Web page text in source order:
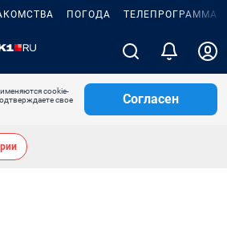
ПОГОДА ТЕЛЕПРОГРАММА
cookie-
свое
Согласен